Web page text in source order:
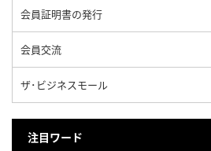
会員証明書の発行
会員交流
ザ･ビジネスモール
注目ワード